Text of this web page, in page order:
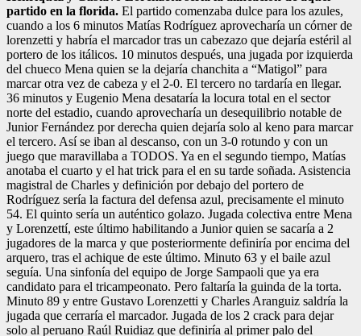
partido en la florida. El partido comenzaba dulce para los azules,
cuando a los 6 minutos Matías Rodríguez aprovecharía un córner de
lorenzetti y habría el marcador tras un cabezazo que dejaría estéril al
portero de los itálicos. 10 minutos después, una jugada por izquierda
del chueco Mena quien se la dejaría chanchita a “Matigol” para
marcar otra vez de cabeza y el 2-0. El tercero no tardaría en llegar.
36 minutos y Eugenio Mena desataría la locura total en el sector
norte del estadio, cuando aprovecharía un desequilibrio notable de
Junior Fernández por derecha quien dejaría solo al keno para marcar
el tercero. Así se iban al descanso, con un 3-0 rotundo y con un
juego que maravillaba a TODOS. Ya en el segundo tiempo, Matías
anotaba el cuarto y el hat trick para el en su tarde soñada. Asistencia
magistral de Charles y definición por debajo del portero de
Rodríguez sería la factura del defensa azul, precisamente el minuto
54. El quinto sería un auténtico golazo. Jugada colectiva entre Mena
y Lorenzettí, este último habilitando a Junior quien se sacaría a 2
jugadores de la marca y que posteriormente definiría por encima del
arquero, tras el achique de este último. Minuto 63 y el baile azul
seguía. Una sinfonía del equipo de Jorge Sampaoli que ya era
candidato para el tricampeonato. Pero faltaría la guinda de la torta.
Minuto 89 y entre Gustavo Lorenzetti y Charles Aranguiz saldría la
jugada que cerraría el marcador. Jugada de los 2 crack para dejar
solo al peruano Raúl Ruidiaz que definiría al primer palo del